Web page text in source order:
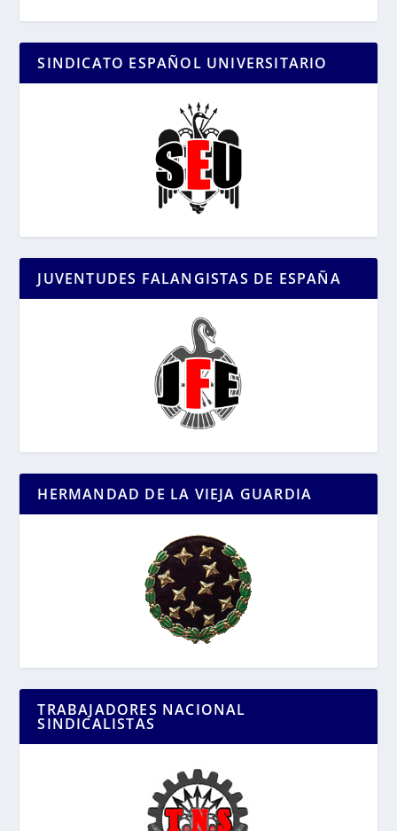
SINDICATO ESPAÑOL UNIVERSITARIO
JUVENTUDES FALANGISTAS DE ESPAÑA
HERMANDAD DE LA VIEJA GUARDIA
TRABAJADORES NACIONAL
SINDICALISTAS